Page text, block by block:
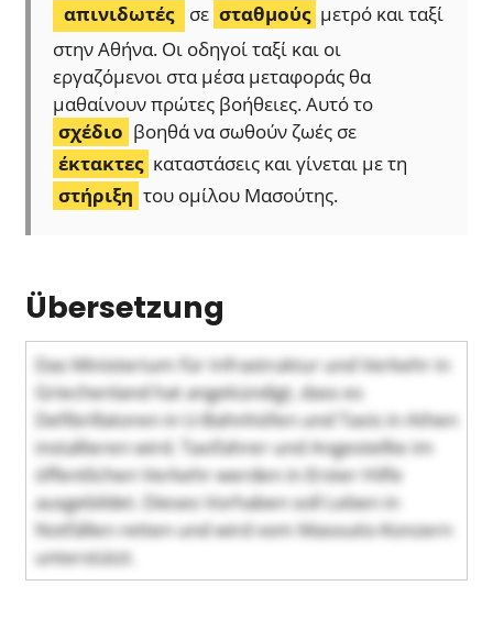
απινιδωτές
σε σταθμούς μετρό και ταξί
στην Αθήνα. Οι οδηγοί ταξί και οι
εργαζόμενοι στα μέσα μεταφοράς θα
μαθαίνουν πρώτες βοήθειες. Αυτό το
σχέδιο βοηθά να σωθούν ζωές σε
έκτακτες καταστάσεις και γίνεται με τη
στήριξη του ομίλου Μασούτης.
Übersetzung
Das Ministerium für Infrastruktur und Verkehr in
Griechenland hat angekündigt, dass es
Defibrillatoren in U-Bahnhöfen und Taxis in Athen
installieren wird. Taxifahrer und Angestellte im
öffentlichen Verkehr werden in Erster Hilfe
ausgebildet. Dieses Vorhaben soll Leben in
Notfällen retten und wird vom Masoutis-Konzern
unterstützt.